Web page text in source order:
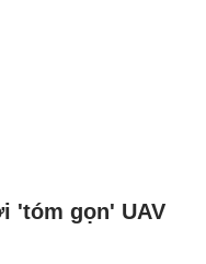
'tóm gọn' UAV